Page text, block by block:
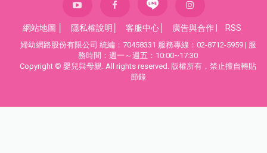
網站地圖 隱私權說明 客服中心 廣告與合作 RSS
婦幼網路股份有限公司 統編：70458331 服務專線：02-8712-5959 | 服
務時間：週一～週五：10:00~17:30
Copyright © 嬰兒與母親. All rights reserved. 版權所有，禁止擅自轉貼
節錄